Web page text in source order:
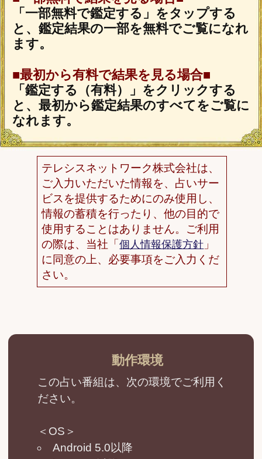
「うらなえる」について
利用規約
特定商取引法に基づく表記
プライバシーポリシー
占い師一覧
メルマガ配信解除
よくある質問
お問い合わせ
(C) Telsys Network CO.,LTD.